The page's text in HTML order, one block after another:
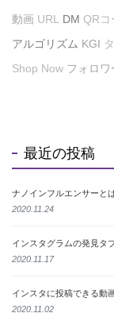
動画 URL DM QRコ
アルゴリズム KGI
Shop Now フォロワ
最近の投稿
ナノインフルエンサーと
2020.11.24
インスタグラムの発見タ
2020.11.17
インスタに投稿できる動
2020.11.02